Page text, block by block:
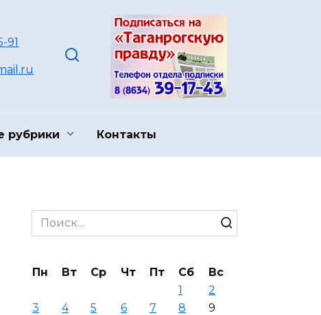
91
рубрики Контакты
Search
for:
Пн Вт Ср Чт Пт Сб
Вс
1
2
3
4 5 6 7 8
9